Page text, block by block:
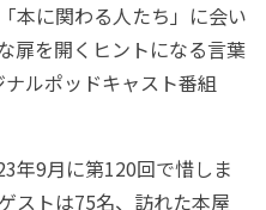
本に関わる人たち」に会い
扉を開くヒントになる言葉
ルポッドキャスト番組
年9月に第120回で惜しま
ストは75名、訪れた本屋